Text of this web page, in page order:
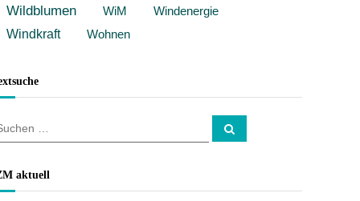
Wildblumen WiM Windenergie
Windkraft Wohnen
S
u
aktuell